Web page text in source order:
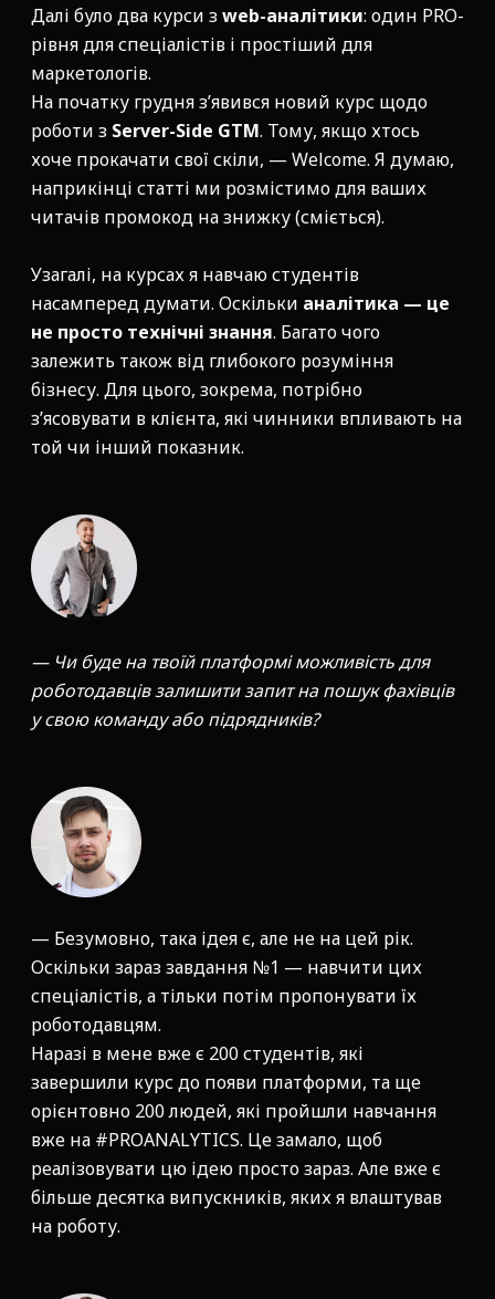
Далі було два курси зweb-аналітики: один PRO-
рівня для спеціалістів і простіший для
маркетологів.
На початку грудня з’явився новий курс щодо
роботи з Server-Side GTM. Тому, якщо хтось
хоче прокачати свої скіли, — Welcome. Я думаю,
наприкінці статті ми розмістимо для ваших
читачів промокод на знижку (сміється).
Узагалі, на курсах я навчаю студентів
насамперед думати. Оскільки аналітика — це
не просто технічні знання. Багато чого
залежить також від глибокого розуміння
бізнесу. Для цього, зокрема, потрібно
з’ясовувати в клієнта, які чинники впливають на
той чи інший показник.
— Чи буде на твоїй платформі можливість для
роботодавців залишити запит на пошук фахівців
у свою команду або підрядників?
— Безумовно, така ідея є, але не на цей рік.
Оскільки зараз завдання №1 — навчити цих
спеціалістів, а тільки потім пропонувати їх
роботодавцям.
Наразі в мене вже є 200 студентів, які
завершили курс до появи платформи, та ще
орієнтовно 200 людей, які пройшли навчання
вже на #PROANALYTICS. Це замало, щоб
реалізовувати цю ідею просто зараз. Але вже є
більше десятка випускників, яких я влаштував
на роботу.